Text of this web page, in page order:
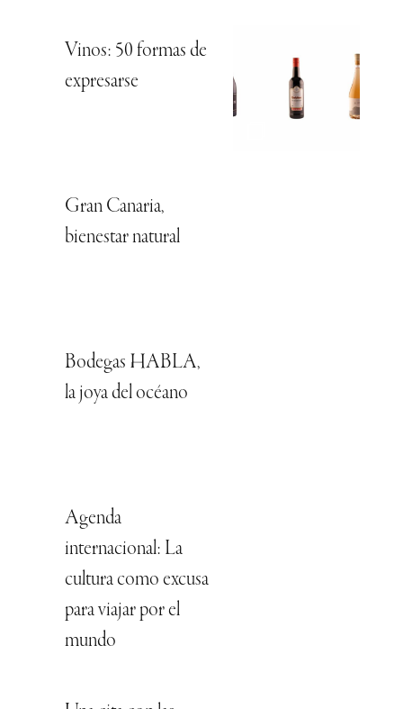
Vinos: 50 formas de
expresarse
Gran Canaria,
bienestar natural
Bodegas HABLA,
la joya del océano
Agenda
internacional: La
cultura como excusa
para viajar por el
mundo